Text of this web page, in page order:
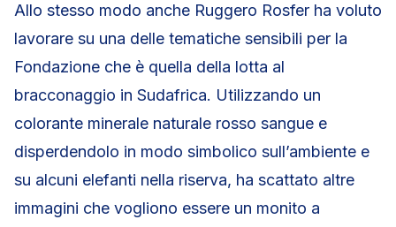
Allo stesso modo anche Ruggero Rosfer ha voluto
lavorare su una delle tematiche sensibili per la
Fondazione che è quella della lotta al
bracconaggio in Sudafrica. Utilizzando un
colorante minerale naturale rosso sangue e
disperdendolo in modo simbolico sull’ambiente e
su alcuni elefanti nella riserva, ha scattato altre
immagini che vogliono essere un monito a